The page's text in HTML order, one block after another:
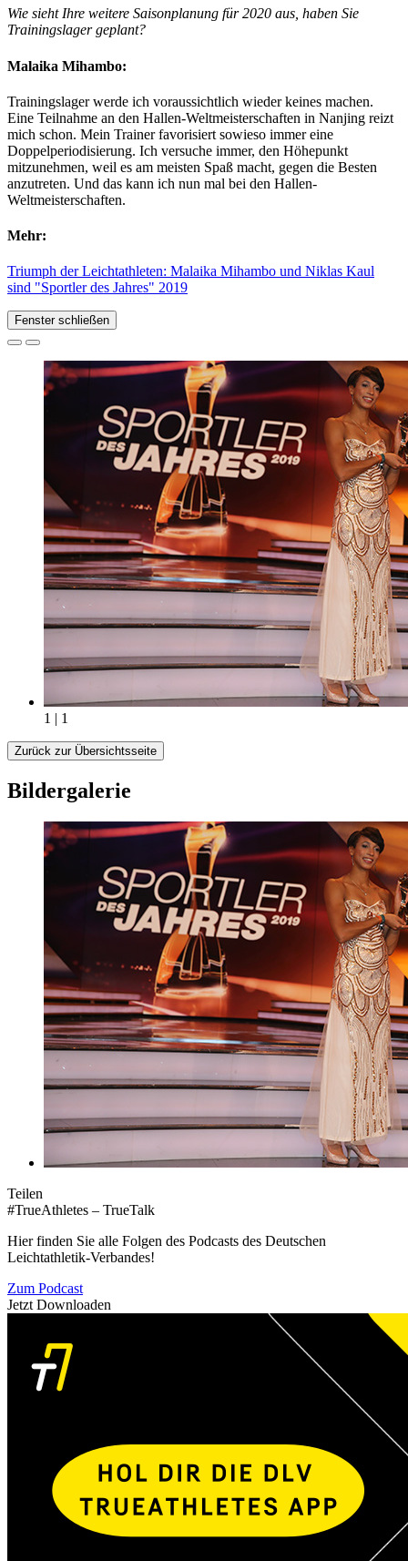
Wie sieht Ihre weitere Saisonplanung für 2020 aus, haben Sie
Trainingslager geplant?
Malaika Mihambo:
Trainingslager werde ich voraussichtlich wieder keines machen.
Eine Teilnahme an den Hallen-Weltmeisterschaften in Nanjing reizt
mich schon. Mein Trainer favorisiert sowieso immer eine
Doppelperiodisierung. Ich versuche immer, den Höhepunkt
mitzunehmen, weil es am meisten Spaß macht, gegen die Besten
anzutreten. Und das kann ich nun mal bei den Hallen-
Weltmeisterschaften.
Mehr:
Triumph der Leichtathleten: Malaika Mihambo und Niklas Kaul
sind "Sportler des Jahres" 2019
Fenster schließen
1 | 1
Zurück zur Übersichtsseite
Bildergalerie
Teilen
#TrueAthletes – TrueTalk
Hier finden Sie alle Folgen des Podcasts des Deutschen
Leichtathletik-Verbandes!
Zum Podcast
Jetzt Downloaden